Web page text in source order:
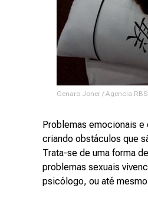
Genaro Joner / Agencia RBS
Problemas emocionais
criando obstáculos que
Trata-se de uma forma
problemas sexuais
psicólogo, ou até